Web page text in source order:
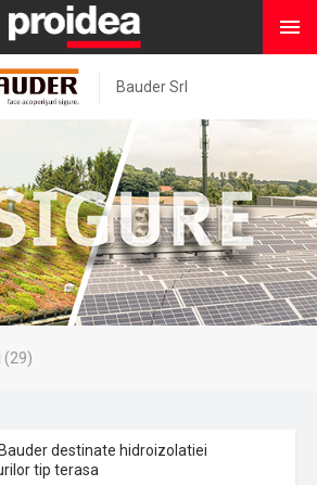
Bauder Srl
(29)
destinate hidroizolatiei
tip terasa